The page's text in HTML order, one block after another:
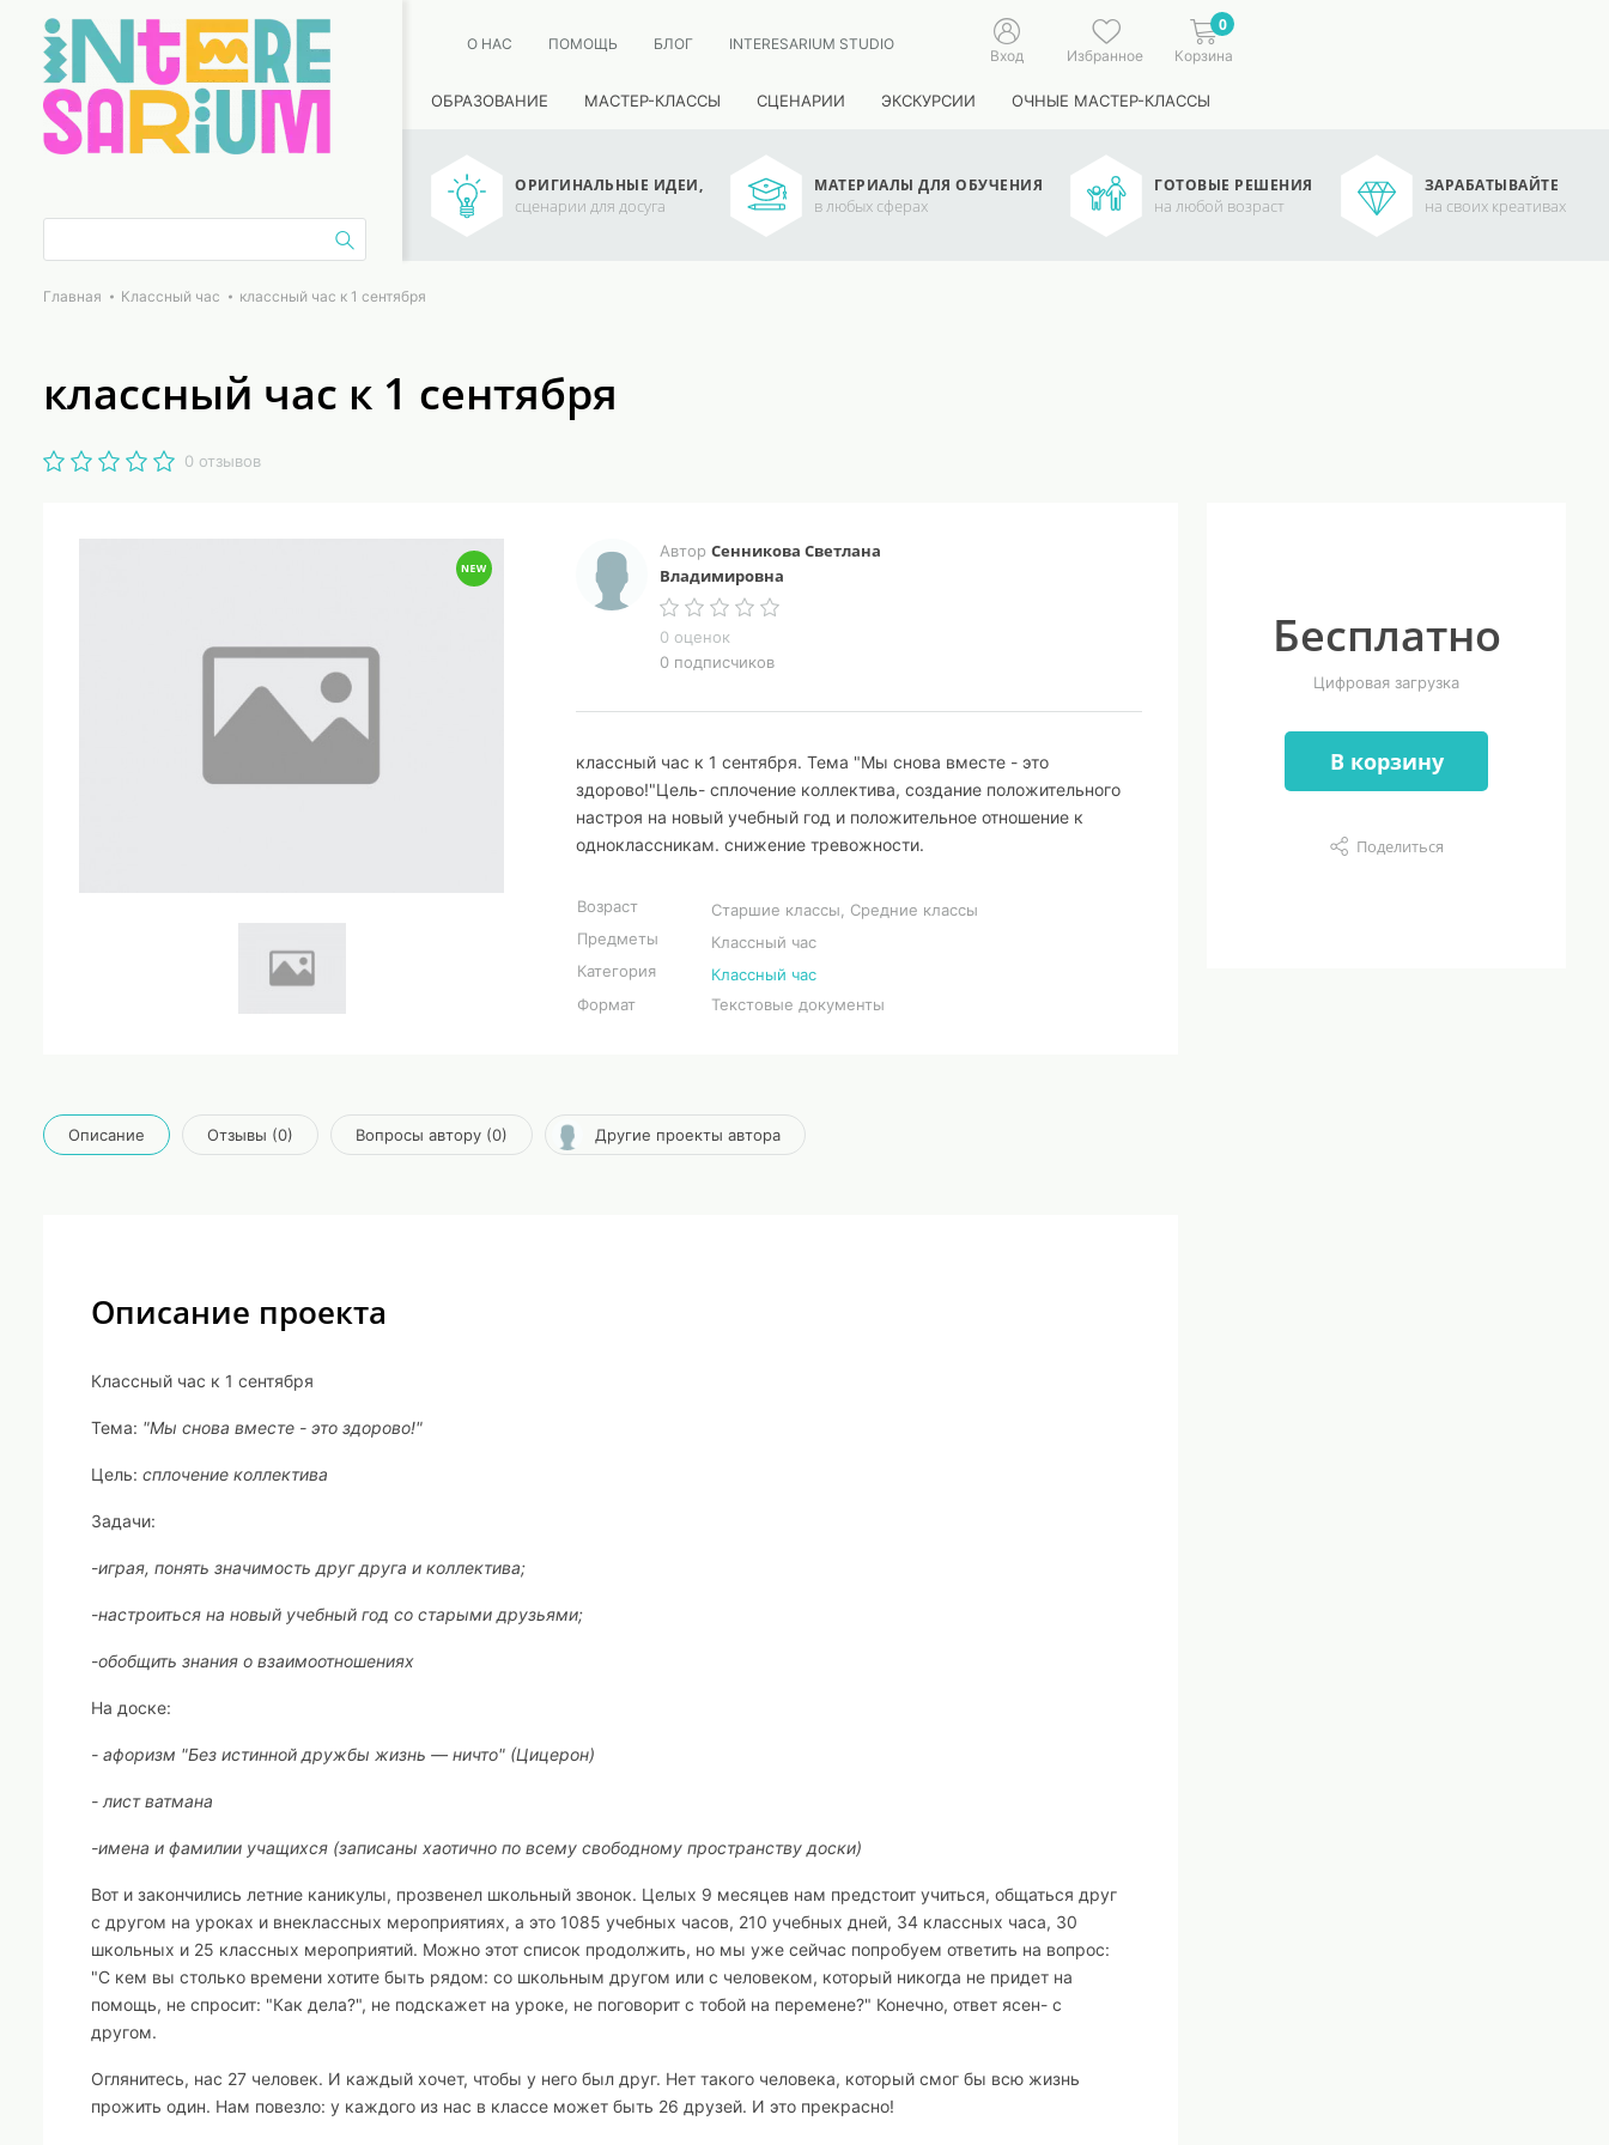
О НАС ПОМОЩЬ БЛОГ INTERESARIUM STUDIO
Вход Избранное
0
Корзина
ОБРАЗОВАНИЕ МАСТЕР-КЛАССЫ СЦЕНАРИИ ЭКСКУРСИИ ОЧНЫЕ МАСТЕР-КЛАССЫ
ОРИГИНАЛЬНЫЕ ИДЕИ,
сценарии для досуга
МАТЕРИАЛЫ ДЛЯ ОБУЧЕНИЯ
в любых сферах
ГОТОВЫЕ РЕШЕНИЯ
на любой возраст
ЗАРАБАТЫВАЙТЕ
на своих креативах
Главная Классный час классный час к 1 сентября
классный час к 1 сентября
0 отзывов
Автор Сенникова Светлана
Владимировна
0 оценок
0 подписчиков
классный час к 1 сентября. Тема "Мы снова вместе - это
здорово!"Цель- сплочение коллектива, создание положительного
настроя на новый учебный год и положительное отношение к
одноклассникам. снижение тревожности.
Возраст
Старшие классы, Средние классы
Предметы
Классный час
Категория
Классный час
Формат
Текстовые документы
Бесплатно
Цифровая загрузка
В корзину
Поделиться
Описание Отзывы (0) Вопросы автору (0) Другие проекты автора
Описание проекта
Классный час к 1 сентября
Тема: "Мы снова вместе - это здорово!"
Цель: сплочение коллектива
Задачи:
-играя, понять значимость друг друга и коллектива;
-настроиться на новый учебный год со старыми друзьями;
-обобщить знания о взаимоотношениях
На доске:
- афоризм "Без истинной дружбы жизнь — ничто" (Цицерон)
- лист ватмана
-имена и фамилии учащихся (записаны хаотично по всему свободному пространству доски)
Вот и закончились летние каникулы, прозвенел школьный звонок. Целых 9 месяцев нам предстоит учиться, общаться друг
с другом на уроках и внеклассных мероприятиях, а это 1085 учебных часов, 210 учебных дней, 34 классных часа, 30
школьных и 25 классных мероприятий. Можно этот список продолжить, но мы уже сейчас попробуем ответить на вопрос:
"С кем вы столько времени хотите быть рядом: со школьным другом или с человеком, который никогда не придет на
помощь, не спросит: "Как дела?", не подскажет на уроке, не поговорит с тобой на перемене?" Конечно, ответ ясен- с
другом.
Оглянитесь, нас 27 человек. И каждый хочет, чтобы у него был друг. Нет такого человека, который смог бы всю жизнь
прожить один. Нам повезло: у каждого из нас в классе может быть 26 друзей. И это прекрасно!